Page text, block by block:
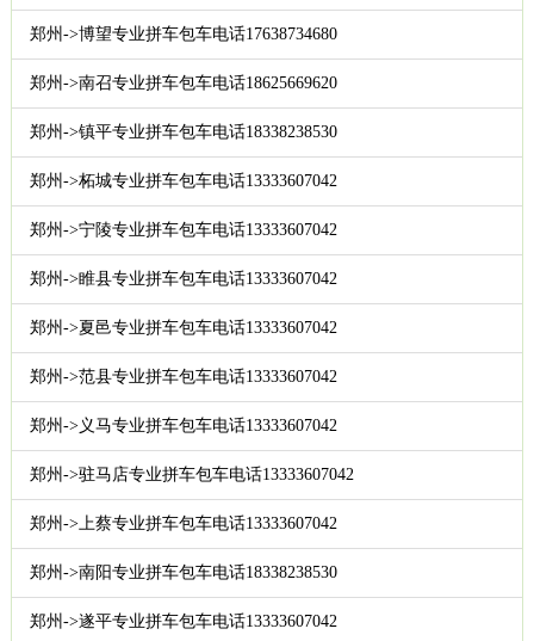
郑州->博望专业拼车包车电话17638734680
郑州->南召专业拼车包车电话18625669620
郑州->镇平专业拼车包车电话18338238530
郑州->柘城专业拼车包车电话13333607042
郑州->宁陵专业拼车包车电话13333607042
郑州->睢县专业拼车包车电话13333607042
郑州->夏邑专业拼车包车电话13333607042
郑州->范县专业拼车包车电话13333607042
郑州->义马专业拼车包车电话13333607042
郑州->驻马店专业拼车包车电话13333607042
郑州->上蔡专业拼车包车电话13333607042
郑州->南阳专业拼车包车电话18338238530
郑州->遂平专业拼车包车电话13333607042